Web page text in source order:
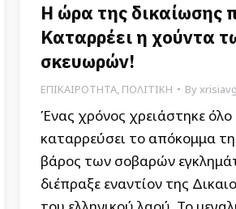
Η ώρα της δικαίωσης
Καταρρέει η χούντα
σκευωρών!
ΕΠΙΚΑΙΡΟΤΗΤΑ, ΠΟΛΙΤΙΚΗ By
Ένας χρόνος χρειάστηκε όλο
καταρρεύσει το απόκομμα
βάρος των σοβαρών
διέπραξε εναντίον της